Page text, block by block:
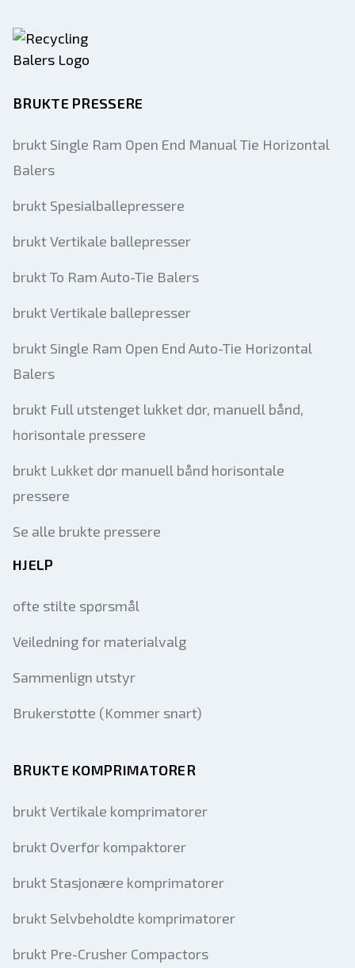
BRUKTE PRESSERE
brukt Single Ram Open End Manual Tie Horizontal
Balers
brukt Spesialballepressere
brukt Vertikale ballepresser
brukt To Ram Auto-Tie Balers
brukt Vertikale ballepresser
brukt Single Ram Open End Auto-Tie Horizontal
Balers
brukt Full utstenget lukket dør, manuell bånd,
horisontale pressere
brukt Lukket dør manuell bånd horisontale
pressere
Se alle brukte pressere
HJELP
ofte stilte spørsmål
Veiledning for materialvalg
Sammenlign utstyr
Brukerstøtte (Kommer snart)
BRUKTE KOMPRIMATORER
brukt Vertikale komprimatorer
brukt Overfør kompaktorer
brukt Stasjonære komprimatorer
brukt Selvbeholdte komprimatorer
brukt Pre-Crusher Compactors